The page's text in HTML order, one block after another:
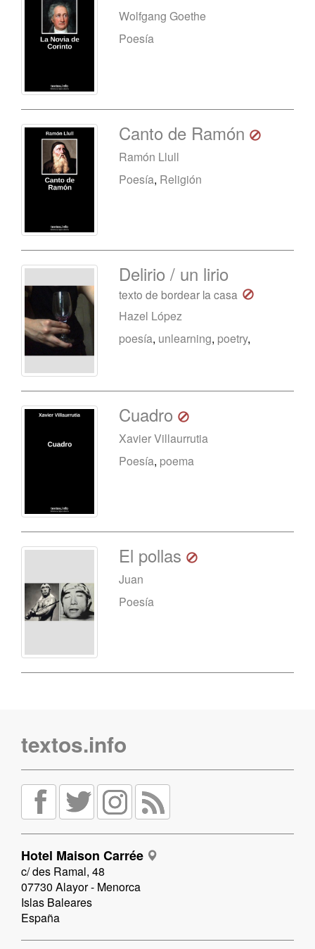
Wolfgang Goethe
Poesía
Canto de Ramón
Ramón Llull
Poesía, Religión
Delirio / un lirio
texto de bordear la casa
Hazel López
poesía, unlearning, poetry,
Cuadro
Xavier Villaurrutia
Poesía, poema
El pollas
Juan
Poesía
textos.info
Hotel Maison Carrée
c/ des Ramal, 48
07730 Alayor - Menorca
Islas Baleares
España